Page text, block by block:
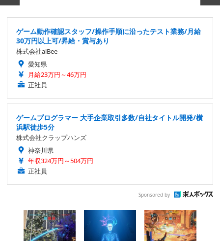
ゲーム動作確認スタッフ/操作手順に沿ったテスト業務/月給
30万円以上可/昇給・賞与あり
株式会社alBee
愛知県
月給23万円～46万円
正社員
ゲームプログラマー 大手企業取引多数/自社タイトル開発/横
浜駅徒歩5分
株式会社クラップハンズ
神奈川県
年収324万円～504万円
正社員
Sponsored by